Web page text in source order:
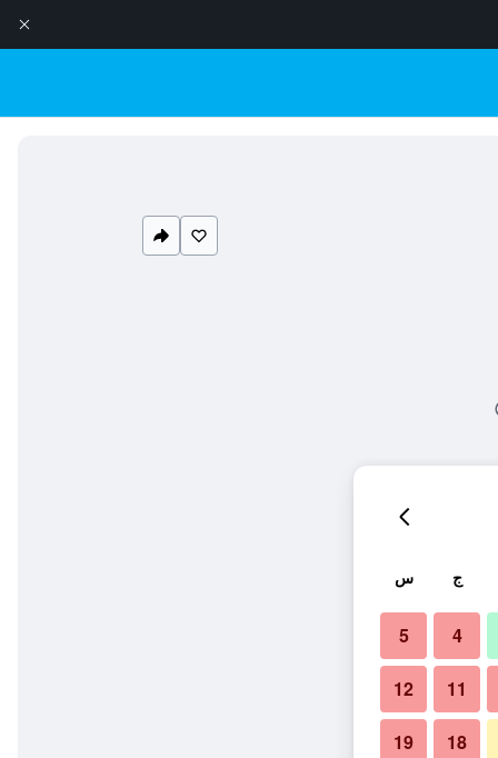
ج س
4
5
11
12
18
19